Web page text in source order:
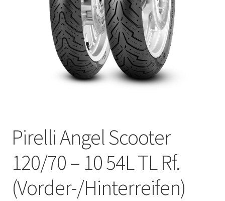
Pirelli Angel Scooter
120/70 – 10 54L TL Rf.
(Vorder-/Hinterreifen)